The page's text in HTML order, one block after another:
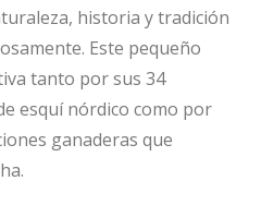
historia y tradición
Este pequeño
tanto por sus 34
esquí nórdico como por
ganaderas que